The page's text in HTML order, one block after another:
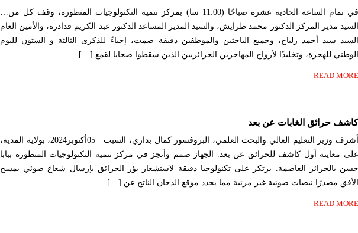
في تمام الساعة الحادية عشرة صباحًا (11:00 سا) بمركز تنمية التكنولوجيات المتطورة، وقف كل من…
السيد مدير المركز الدكتور محمد طرايش، والسيد المدير المساعد الدكتور عبد الكريم قدادرة، والأمين العام
السيد سيد أحمد زلباح، وجميع الباحثين والموظفين دقيقة صمت، إحياءً للذكرى الثالثة و الستون لليوم
الوطني للهجرة، وتخليدًا لأرواح المهاجرين الجزائريين الذين سقطوا ضحايا لقمع […]
READ MORE
كاشف حرائق الغابات عن بعد
أشرف وزير التعليم العالي والبحث العلمي، البروفسور كمال بداري، السبت 05أكتوبر2024، بولاية المدية،
على معاينة أول كاشف للحرائق عن بعد. الجهاز صمم وأنجز في مركز تنمية التكنولوجيات المتطورة ببابا
حسن بالجزائر العاصمة. يرتكز على تكنولوجيا دقيقة لاستشعار بؤر الحرائق بإرسال شعاع ضوئي يمسح
الأفق مصدرًا نبضات ضوئية غير مرئية مما يحدد موقع الدخان الناتج عن […]
READ MORE